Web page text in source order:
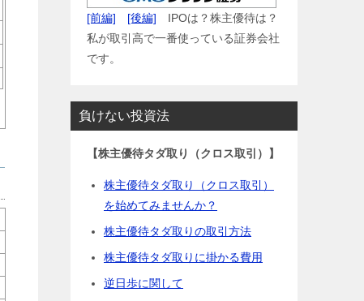
[前編] [後編] IPOは？株主優待は？
私が取引高で一番使っている証券会社
です。
負けない投資法
【株主優待タダ取り（クロス取引）】
株主優待タダ取り（クロス取引）
を始めてみませんか？
株主優待タダ取りの取引方法
株主優待タダ取りに掛かる費用
逆日歩に関して